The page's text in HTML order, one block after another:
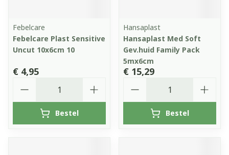
Febelcare
Febelcare Plast Sensitive
Uncut 10x6cm 10
€ 4,95
Bestel
Hansaplast
Hansaplast Med Soft
Gev.huid Family Pack
5mx6cm
€ 15,29
Bestel